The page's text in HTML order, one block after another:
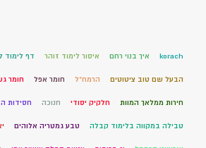
korach איך בנוי רחם איסור לימוד זוהר דף לימוד
הבעל שם טוב ציטוטים הרמח"ל חומר אפל חומר
חירות ממלאך המוות חלקיק יסודי חנוכה חסידות
טבילה במקווה בלימוד קבלה טבע גמטריה אלוהים